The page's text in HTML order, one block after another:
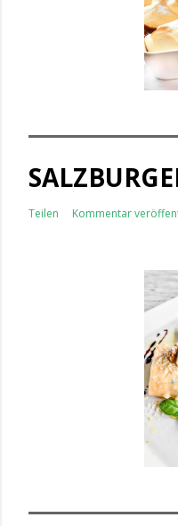
Teilen Kommentar